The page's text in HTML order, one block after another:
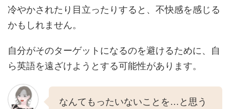
冷やかされたり目立ったりすると、不快感を感じる
かもしれません。
自分がそのターゲットになるのを避けるために、自
ら英語を遠ざけようとする可能性があります。
なんてもったいないことを…と思う